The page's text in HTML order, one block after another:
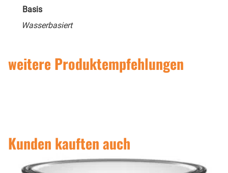
Basis
Wasserbasiert
weitere Produktempfehlungen
Kunden kauften auch